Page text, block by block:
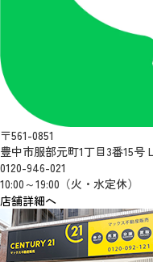
〒561-0851
豊中市服部元町1丁目3番15号
0120-946-021
10:00～19:00（火・水定休）
店舗詳細へ